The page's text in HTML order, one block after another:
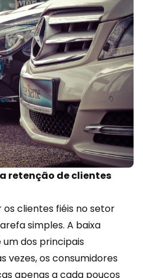
retenção de clientes
clientes fiéis no setor
simples. A baixa
dos principais
vezes, os consumidores
apenas a cada poucos